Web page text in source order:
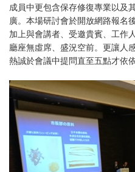
成員中更包含保存修復專業以及
廣。本場研討會於開放網路報名
加上與會講者、受邀貴賓、工作
廳座無虛席、盛況空前。更讓人
熱誠於會議中提問直至五點才依